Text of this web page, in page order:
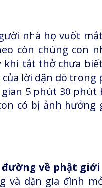
nhà họ vuốt
còn chúng con
tắt thở chưa
lời dặn dò
5 phút 30 phút
có bị ảnh
đường về phật
và dặn gia đình